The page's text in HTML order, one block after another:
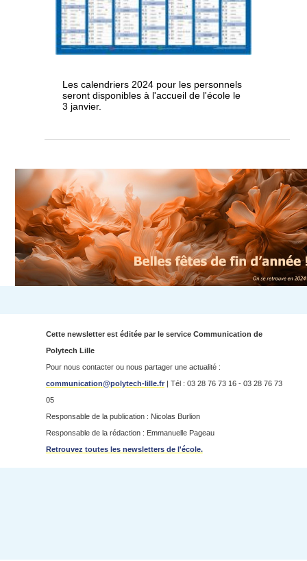
Les calendriers 2024 pour les personnels
seront disponibles à l'accueil de l'école le
3 janvier.
Cette newsletter est éditée par le service Communication de
Polytech Lille
Pour nous contacter ou nous partager une actualité :
communication@polytech-lille.fr| Tél : 03 28 76 73 16 - 03 28 76 73
05
Responsable de la publication : Nicolas Burlion
Responsable de la rédaction : Emmanuelle Pageau
Retrouvez toutes les newsletters de l'école.